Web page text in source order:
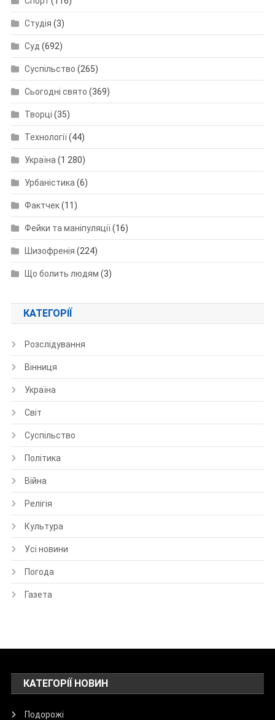
Студія (3)
Суд (692)
Суспільство (265)
Сьогодні свято (369)
Творці (35)
Технології(44)
Україна (1 280)
Урбаністика (6)
Фактчек(11)
Фейки та маніпуляції(16)
Шизофренія (224)
Що болить людям (3)
КАТЕГОРІЇ
Розслідування
Вінниця
Україна
Світ
Суспільство
Політика
Війна
Релігія
Культура
Усі новини
Погода
Газета
КАТЕГОРІЇ НОВИН
Подорожі